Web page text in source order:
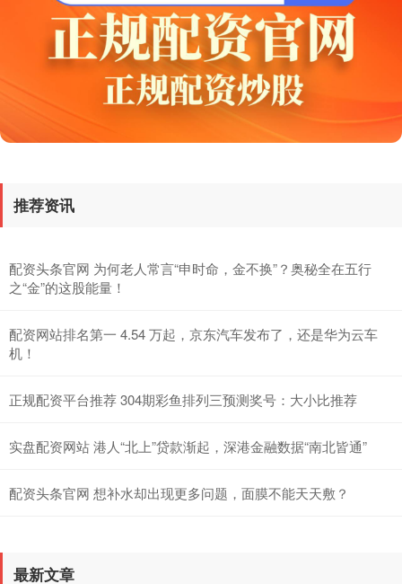
基金指数 7242.10 +12.30 +0.17%
国债指数 229.69 +0.10 +0.04%
期指IC0 7877.80 +164.40 +2.13%
推荐资讯
配资头条官网 为何老人常言“申时命，金不换”？奥秘全在五行
之“金”的这股能量！
配资网站排名第一 4.54 万起，京东汽车发布了，还是华为云车
机！
正规配资平台推荐 304期彩鱼排列三预测奖号：大小比推荐
实盘配资网站 港人“北上”贷款渐起，深港金融数据“南北皆通”
配资头条官网 想补水却出现更多问题，面膜不能天天敷？
最新文章